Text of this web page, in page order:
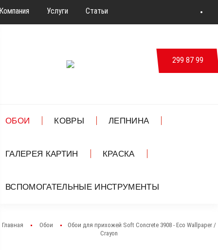
Услуги Статьи
299 87 99
ОБОИ КОВРЫ ЛЕПНИНА
ГАЛЕРЕЯ КАРТИН КРАСКА
ВСПОМОГАТЕЛЬНЫЕ ИНСТРУМЕНТЫ
Главная Обои
Обои для прихожей Soft Concrete 3908 - Eco Wallpaper /
Crayon